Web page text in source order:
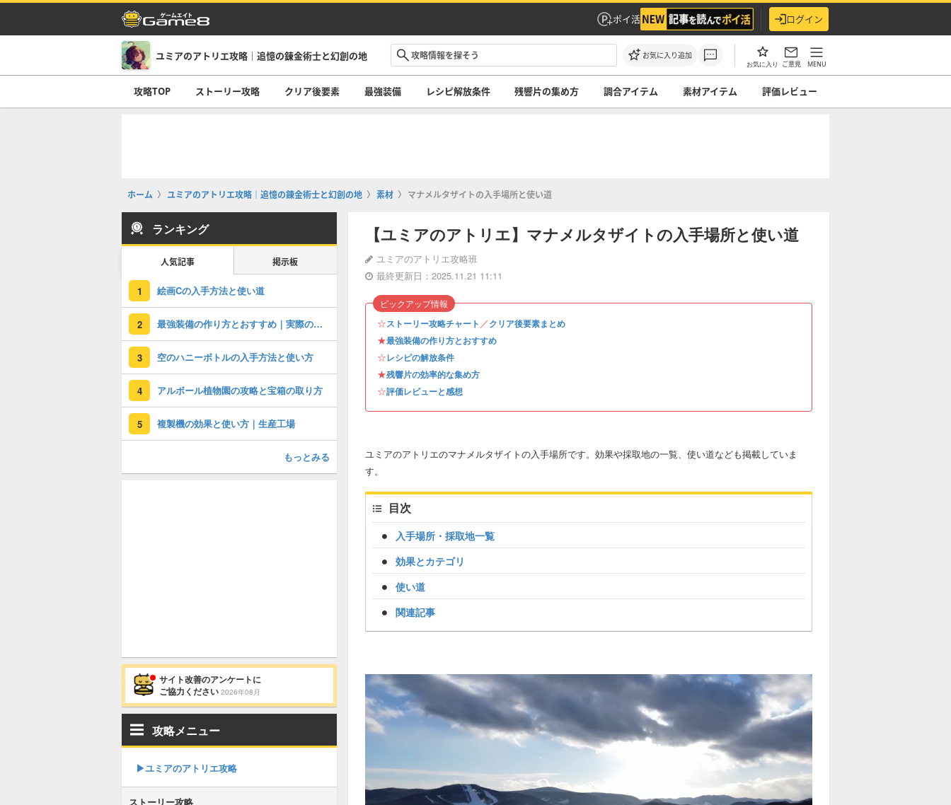
ポイ活 ログイン
ユミアのアトリエ攻略｜追憶の錬金術士と幻創の地 お気に入り追加
お気に入り ご意見 MENU
攻略TOP ストーリー攻略 クリア後要素 最強装備 レシピ解放条件 残響片の集め方 調合アイテム 素材アイテム 評価レビュー
ホーム ユミアのアトリエ攻略｜追憶の錬金術士と幻創の地 素材 マナメルタザイトの入手場所と使い道
【ユミアのアトリエ】マナメルタザイトの入手場所と使い道
ユミアのアトリエ攻略班
最終更新日：2025.11.21 11:11
☆ストーリー攻略チャート ／クリア後要素まとめ
★最強装備の作り方とおすすめ
☆レシピの解放条件
★残響片の効率的な集め方
☆評価レビューと感想
ピックアップ情報
ユミアのアトリエのマナメルタザイトの入手場所です。効果や採取地の一覧、使い道なども掲載していま
す。
目次
入手場所・採取地一覧
効果とカテゴリ
使い道
関連記事
ランキング
人気記事 掲示板
1 絵画Cの入手方法と使い道
2 最強装備の作り方とおすすめ｜実際の作成手順も紹介
3 空のハニーボトルの入手方法と使い方
4 アルボール植物園の攻略と宝箱の取り方
5 複製機の効果と使い方｜生産工場
もっとみる
サイト改善のアンケートに
ご協力ください 2026年08月
攻略メニュー
▶︎ユミアのアトリエ攻略
ストーリー攻略